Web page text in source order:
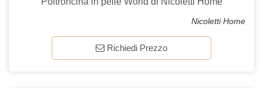
Nicoletti Home
Richiedi Prezzo